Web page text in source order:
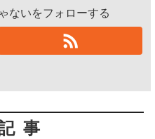
ないをフォローする
事